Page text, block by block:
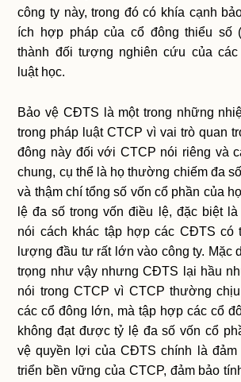
công ty này, trong đó có khía cạnh
ích hợp pháp của cổ đông thiểu số
thành đối tượng nghiên cứu của
luật học.
Bảo vệ CĐTS là một trong những
trong pháp luật CTCP vì vai trò quan
đông này đối với CTCP nói riêng và
chung, cụ thể là họ thường chiếm đa
và thậm chí tổng số vốn cổ phần của
lệ đa số trong vốn điều lệ, đặc biệt
nói cách khác tập hợp các CĐTS có
lượng đầu tư rất lớn vào công ty. Mặc
trọng như vậy nhưng CĐTS lại hầu
nói trong CTCP vì CTCP thường
các cổ đông lớn, mà tập hợp các cổ
không đạt được tỷ lệ đa số vốn cổ
vệ quyền lợi của CĐTS chính là đảm
triển bền vững của CTCP, đảm bảo